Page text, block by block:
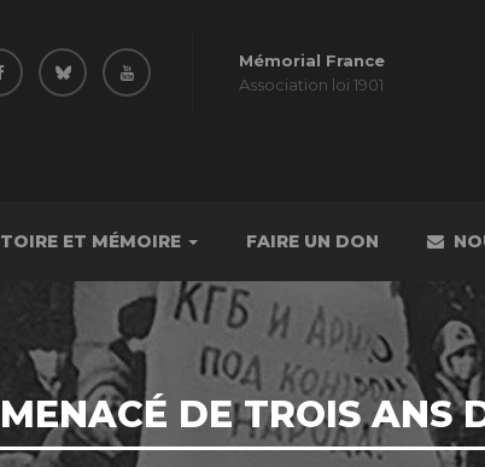
Mémorial France
Association loi 1901
ET MÉMOIRE FAIRE UN DON
DE TROIS ANS